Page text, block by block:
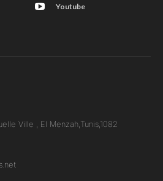
Youtube
Ville , El Menzah,Tunis,1082